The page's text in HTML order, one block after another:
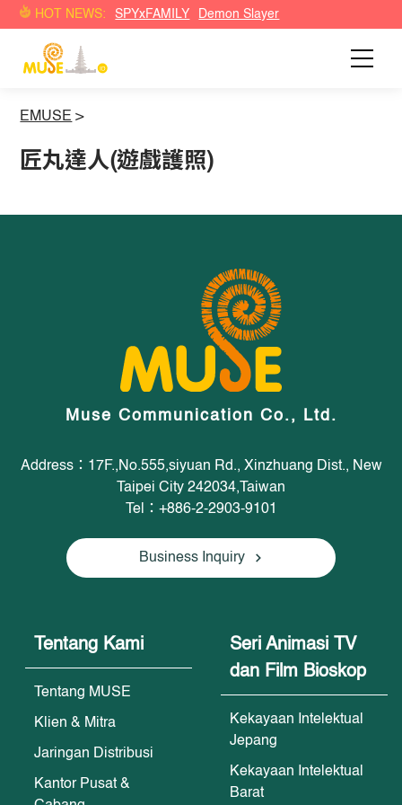
HOT NEWS: SPYxFAMILY Demon Slayer
EMUSE >
匠丸達人(遊戲護照)
Muse Communication Co., Ltd.
Address：17F.,No.555,siyuan Rd., Xinzhuang Dist., New
Taipei City 242034,Taiwan
Tel：+886-2-2903-9101
Business Inquiry
Tentang Kami
Tentang MUSE
Klien & Mitra
Jaringan Distribusi
Kantor Pusat &
Seri Animasi TV
dan Film Bioskop
Kekayaan Intelektual
Jepang
Kekayaan Intelektual
Barat